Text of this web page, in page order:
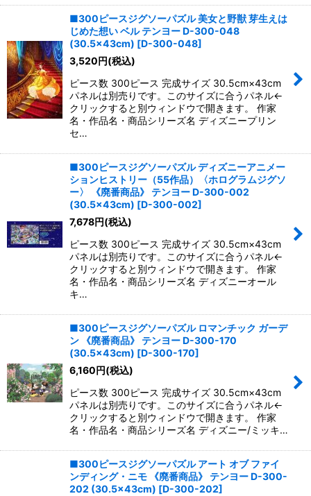
■300ピースジグソーパズル 美女と野獣 芽生えは
じめた想い ベル テンヨー D-300-048
(30.5×43cm) [D-300-048]
3,520円(税込)
ピース数 300ピース 完成サイズ 30.5cm×43cm
パネルは別売りです。このサイズに合うパネル←
クリックすると別ウィンドウで開きます。 作家
名・作品名・商品シリーズ名 ディズニープリン
セ…
■300ピースジグソーパズル ディズニーアニメー
ションヒストリー（55作品）〈ホログラムジグソ
ー〉 《廃番商品》 テンヨー D-300-002
(30.5×43cm) [D-300-002]
7,678円(税込)
ピース数 300ピース 完成サイズ 30.5cm×43cm
パネルは別売りです。このサイズに合うパネル←
クリックすると別ウィンドウで開きます。 作家
名・作品名・商品シリーズ名 ディズニーオール
キ…
■300ピースジグソーパズル ロマンチック ガーデ
ン 《廃番商品》 テンヨー D-300-170
(30.5×43cm) [D-300-170]
6,160円(税込)
ピース数 300ピース 完成サイズ 30.5cm×43cm
パネルは別売りです。このサイズに合うパネル←
クリックすると別ウィンドウで開きます。 作家
名・作品名・商品シリーズ名 ディズニー/ミッキ…
■300ピースジグソーパズル アート オブ ファイ
ンディング・ニモ 《廃番商品》 テンヨー D-300-
202 (30.5×43cm) [D-300-202]